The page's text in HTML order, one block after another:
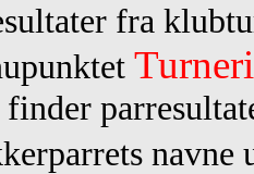
fra
finder
navne